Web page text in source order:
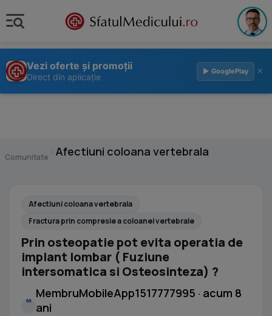
Vezi oferte și promoții
Direct din aplicație
▶ GooglePlay ×
Comunitate Afectiuni coloana vertebrala
Afectiuni coloana vertebrala
Fractura prin compresie a coloanei vertebrale
Prin osteopatie pot evita operatia de
implant lombar ( Fuziune
intersomatica si Osteosinteza) ?
M
MembruMobileApp1517777995 · acum 8
ani